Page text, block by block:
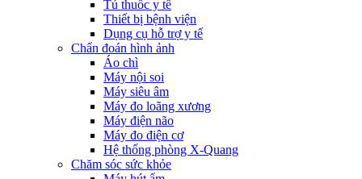
Tủ thuốc y tế
Thiết bị bệnh viện
Dụng cụ hỗ trợ y tế
Chẩn đoán hình ảnh
Áo chì
Máy nội soi
Máy siêu âm
Máy đo loãng xương
Máy điện não
Máy đo điện cơ
Hệ thống phòng X-Quang
Chăm sóc sức khỏe